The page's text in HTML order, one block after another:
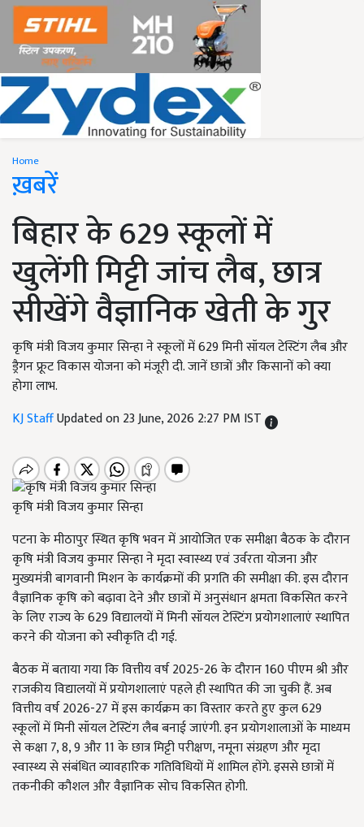
Home
ख़बरें
बिहार के 629 स्कूलों में
खुलेंगी मिट्टी जांच लैब, छात्र
सीखेंगे वैज्ञानिक खेती के गुर
कृषि मंत्री विजय कुमार सिन्हा ने स्कूलों में 629 मिनी सॉयल टेस्टिंग लैब और
ड्रैगन फ्रूट विकास योजना को मंजूरी दी. जानें छात्रों और किसानों को क्या
होगा लाभ.
KJ StaffUpdated on 23 June, 2026 2:27 PM IST
कृषि मंत्री विजय कुमार सिन्हा
पटना के मीठापुर स्थित कृषि भवन में आयोजित एक समीक्षा बैठक के दौरान
कृषि मंत्री विजय कुमार सिन्हा ने मृदा स्वास्थ्य एवं उर्वरता योजना और
मुख्यमंत्री बागवानी मिशन के कार्यक्रमों की प्रगति की समीक्षा की. इस दौरान
वैज्ञानिक कृषि को बढ़ावा देने और छात्रों में अनुसंधान क्षमता विकसित करने
के लिए राज्य के 629 विद्यालयों में मिनी सॉयल टेस्टिंग प्रयोगशालाएं स्थापित
करने की योजना को स्वीकृति दी गई.
बैठक में बताया गया कि वित्तीय वर्ष 2025-26 के दौरान 160 पीएम श्री और
राजकीय विद्यालयों में प्रयोगशालाएं पहले ही स्थापित की जा चुकी हैं. अब
वित्तीय वर्ष 2026-27 में इस कार्यक्रम का विस्तार करते हुए कुल 629
स्कूलों में मिनी सॉयल टेस्टिंग लैब बनाई जाएंगी. इन प्रयोगशालाओं के माध्यम
से कक्षा 7, 8, 9 और 11 के छात्र मिट्टी परीक्षण, नमूना संग्रहण और मृदा
स्वास्थ्य से संबंधित व्यावहारिक गतिविधियों में शामिल होंगे. इससे छात्रों में
तकनीकी कौशल और वैज्ञानिक सोच विकसित होगी.